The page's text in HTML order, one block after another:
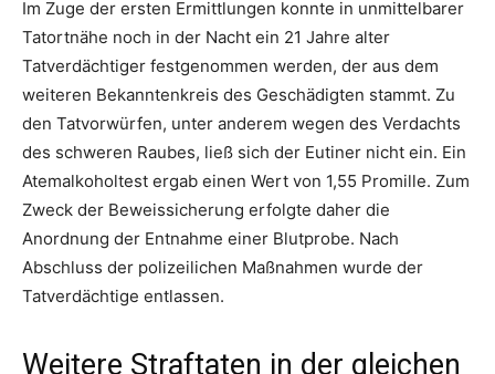
Im Zuge der ersten Ermittlungen konnte in unmittelbarer
Tatortnähe noch in der Nacht ein 21 Jahre alter
Tatverdächtiger festgenommen werden, der aus dem
weiteren Bekanntenkreis des Geschädigten stammt. Zu
den Tatvorwürfen, unter anderem wegen des Verdachts
des schweren Raubes, ließ sich der Eutiner nicht ein. Ein
Atemalkoholtest ergab einen Wert von 1,55 Promille. Zum
Zweck der Beweissicherung erfolgte daher die
Anordnung der Entnahme einer Blutprobe. Nach
Abschluss der polizeilichen Maßnahmen wurde der
Tatverdächtige entlassen.
Weitere Straftaten in der gleichen